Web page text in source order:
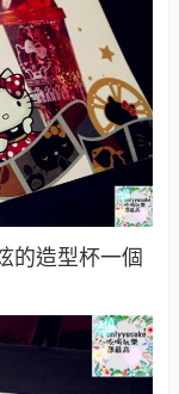
的造型杯一個